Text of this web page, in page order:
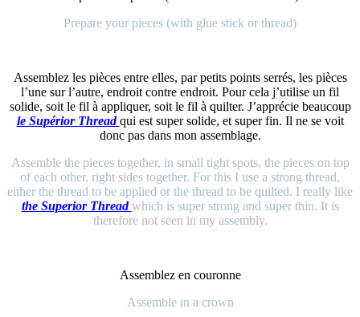
Prepare your pieces (with glue stick or thread)
Assemblez les pièces entre elles, par petits points serrés, les pièces
l’une sur l’autre, endroit contre endroit. Pour cela j’utilise un fil
solide, soit le fil à appliquer, soit le fil à quilter. J’apprécie beaucoup
le Supérior Threadqui est super solide, et super fin. Il ne se voit
donc pas dans mon assemblage.
Assemble the pieces together, in small tight spots, the pieces on top
of each other, right sides together. For this I use a strong thread,
either the thread to be applied or the thread to be quilted. I really like
the Superior Threadwhich is super strong and super thin. It is
therefore not seen in my assembly.
Assemblez en couronne
Assemble in a crown